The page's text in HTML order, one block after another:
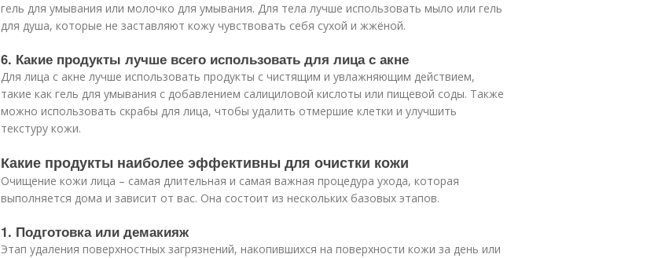
гель для умывания или молочко для умывания. Для тела лучше использовать мыло или гель
для душа, которые не заставляют кожу чувствовать себя сухой и жжёной.
6. Какие продукты лучше всего использовать для лица с акне
Для лица с акне лучше использовать продукты с чистящим и увлажняющим действием,
такие как гель для умывания с добавлением салициловой кислоты или пищевой соды. Также
можно использовать скрабы для лица, чтобы удалить отмершие клетки и улучшить
текстуру кожи.
Какие продукты наиболее эффективны для очистки кожи
Очищение кожи лица – самая длительная и самая важная процедура ухода, которая
выполняется дома и зависит от вас. Она состоит из нескольких базовых этапов.
1. Подготовка или демакияж
Этап удаления поверхностных загрязнений, накопившихся на поверхности кожи за день или